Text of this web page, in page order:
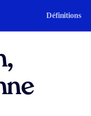
Définitions